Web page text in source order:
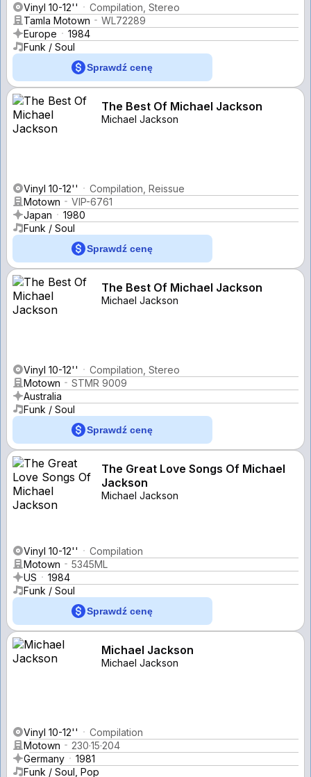
Vinyl 10-12''
Compilation, Stereo
Tamla Motown
WL72289
Europe
1984
Funk / Soul
Sprawdź cenę
The Best Of Michael Jackson
Michael Jackson
Vinyl 10-12''
Compilation, Reissue
Motown
VIP-6761
Japan
1980
Funk / Soul
Sprawdź cenę
The Best Of Michael Jackson
Michael Jackson
Vinyl 10-12''
Compilation, Stereo
Motown
STMR 9009
Australia
Funk / Soul
Sprawdź cenę
The Great Love Songs Of Michael
Jackson
Michael Jackson
Vinyl 10-12''
Compilation
Motown
5345ML
US
1984
Funk / Soul
Sprawdź cenę
Michael Jackson
Michael Jackson
Vinyl 10-12''
Compilation
Motown
230·15·204
Germany
1981
Funk / Soul, Pop